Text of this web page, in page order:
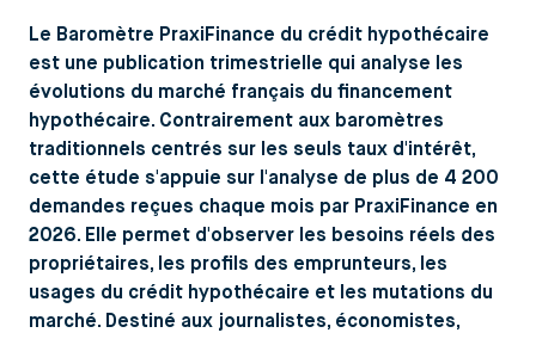
Le Baromètre PraxiFinance du crédit hypothécaire
est une publication trimestrielle qui analyse les
évolutions du marché français du financement
hypothécaire. Contrairement aux baromètres
traditionnels centrés sur les seuls taux d'intérêt,
cette étude s'appuie sur l'analyse de plus de 4 200
demandes reçues chaque mois par PraxiFinance en
2026. Elle permet d'observer les besoins réels des
propriétaires, les profils des emprunteurs, les
usages du crédit hypothécaire et les mutations du
marché. Destiné aux journalistes, économistes,